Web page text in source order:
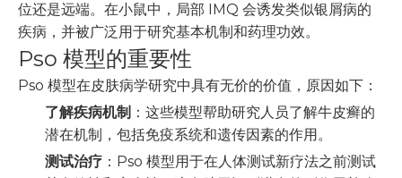
位还是远端。在小鼠中，局部 IMQ 会诱发类似银屑病的
疾病，并被广泛用于研究基本机制和药理功效。
Pso 模型的重要性
Pso 模型在皮肤病学研究中具有无价的价值，原因如下：
了解疾病机制 ：这些模型帮助研究人员了解牛皮癣的
潜在机制，包括免疫系统和遗传因素的作用。
测试治疗 ：Pso 模型用于在人体测试新疗法之前测试